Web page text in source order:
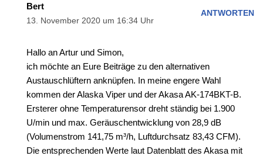
Bert
13. November 2020 um 16:34 Uhr
ANTWORTEN
Hallo an Artur und Simon,
ich möchte an Eure Beiträge zu den alternativen
Austauschlüftern anknüpfen. In meine engere Wahl
kommen der Alaska Viper und der Akasa AK-174BKT-B.
Ersterer ohne Temperaturensor dreht ständig bei 1.900
U/min und max. Geräuschentwicklung von 28,9 dB
(Volumenstrom 141,75 m³/h, Luftdurchsatz 83,43 CFM).
Die entsprechenden Werte laut Datenblatt des Akasa mit